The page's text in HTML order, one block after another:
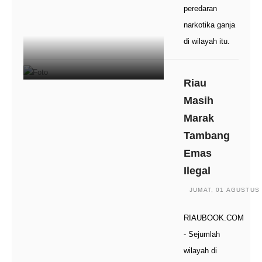
peredaran
narkotika ganja
di wilayah itu.
Riau
Masih
Marak
Tambang
Emas
Ilegal
JUMAT, 01
RIAUBOOK.COM
- Sejumlah
wilayah di